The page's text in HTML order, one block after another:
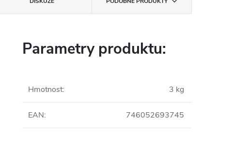
Parametry produktu:
Hmotnost: 3 kg
EAN: 746052693745